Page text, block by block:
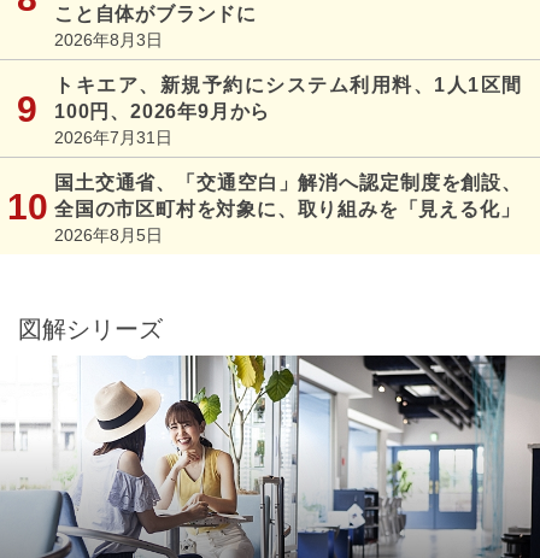
こと自体がブランドに
2026年8月3日
トキエア、新規予約にシステム利用料、1人1区間
100円、2026年9月から
2026年7月31日
国土交通省、「交通空白」解消へ認定制度を創設、
全国の市区町村を対象に、取り組みを「見える化」
2026年8月5日
図解シリーズ